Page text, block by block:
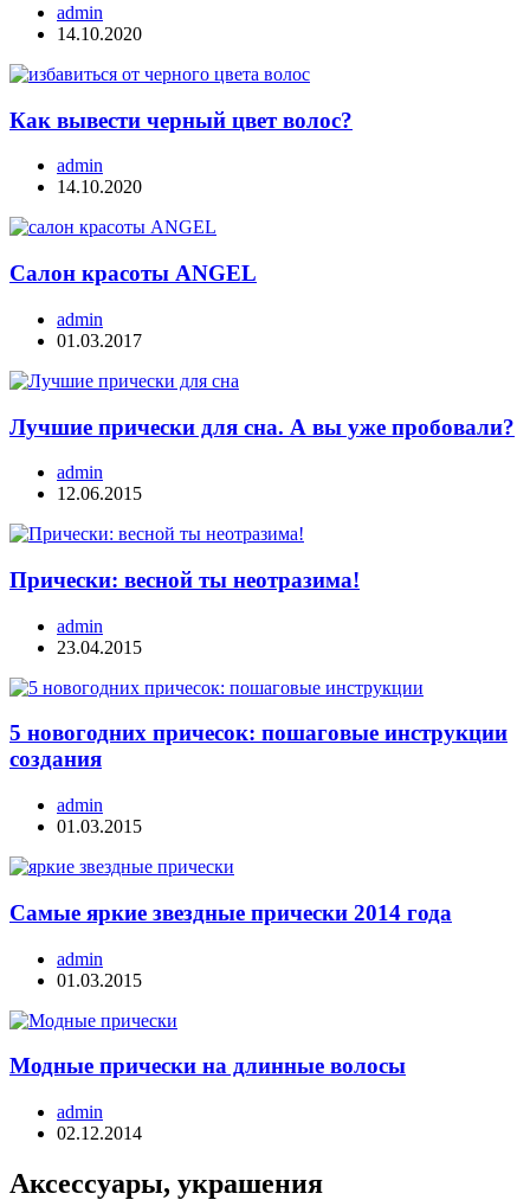
admin
14.10.2020
Как вывести черный цвет волос?
admin
14.10.2020
Салон красоты ANGEL
admin
01.03.2017
Лучшие прически для сна. А вы уже пробовали?
admin
12.06.2015
Прически: весной ты неотразима!
admin
23.04.2015
5 новогодних причесок: пошаговые инструкции
создания
admin
01.03.2015
Самые яркие звездные прически 2014 года
admin
01.03.2015
Модные прически на длинные волосы
admin
02.12.2014
Аксессуары, украшения